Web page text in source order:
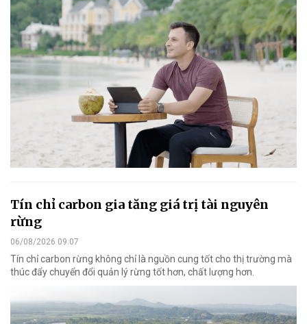
Tín chỉ carbon gia tăng giá trị tài nguyên
rừng
06/08/2026 09:07
Tín chỉ carbon rừng không chỉ là nguồn cung tốt cho thị trường mà
thúc đẩy chuyển đổi quản lý rừng tốt hơn, chất lượng hơn.